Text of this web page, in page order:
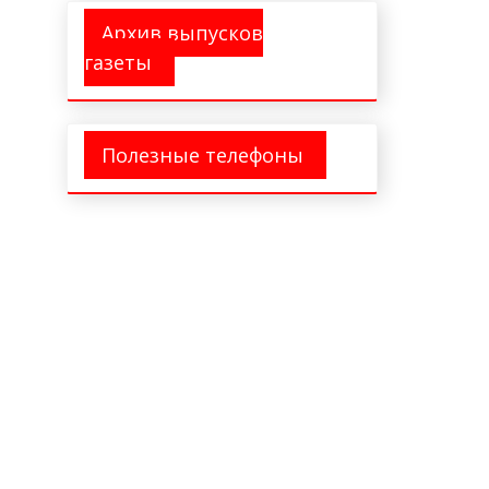
Архив выпусков
газеты
Полезные телефоны